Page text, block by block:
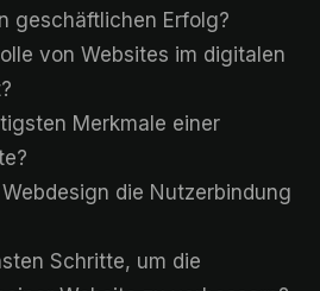
geschäftlichen Erfolg?
von Websites im digitalen
Merkmale einer
die Nutzerbindung
Schritte, um die
CHAT ?